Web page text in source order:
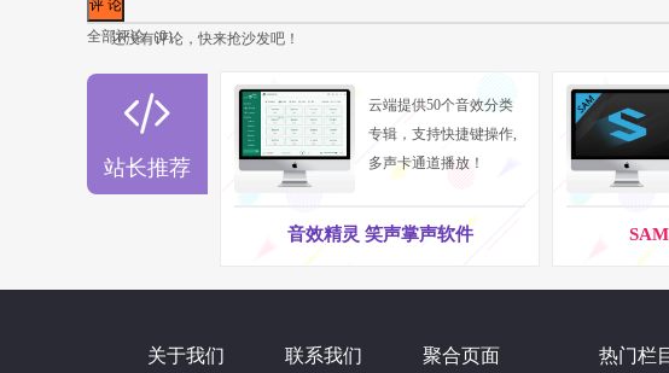
全部评论（0）
还没有评论，快来抢沙发吧！

站长推荐
云端提供50个音效分类
专辑，支持快捷键操作,
多声卡通道播放！
音效精灵 笑声掌声软件
关于我们 联系我们 聚合页面 热门栏